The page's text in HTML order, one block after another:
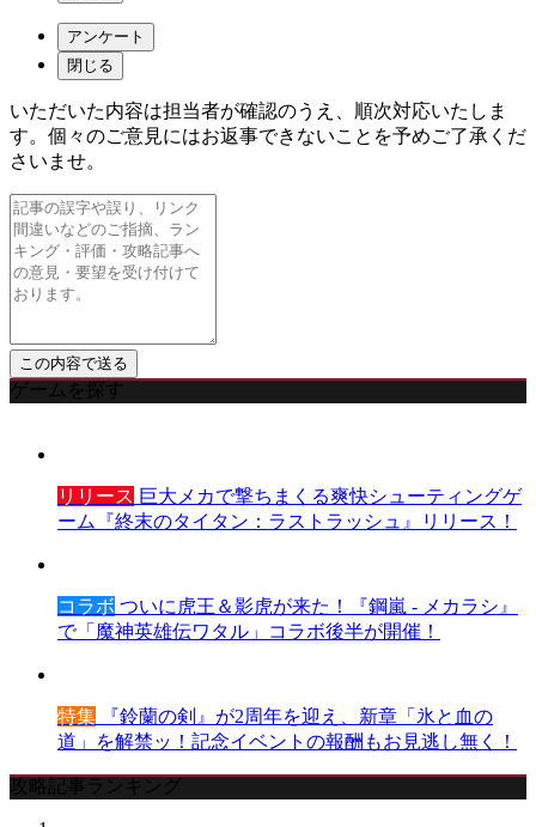
アンケート
閉じる
いただいた内容は担当者が確認のうえ、順次対応いたしま
す。個々のご意見にはお返事できないことを予めご了承くだ
さいませ。
ゲームを探す
リリース 巨大メカで撃ちまくる爽快シューティングゲ
ーム『終末のタイタン：ラストラッシュ』リリース！
コラボ ついに虎王＆影虎が来た！『鋼嵐 - メカラシ』
で「魔神英雄伝ワタル」コラボ後半が開催！
特集 『鈴蘭の剣』が2周年を迎え、新章「氷と血の
道」を解禁ッ！記念イベントの報酬もお見逃し無く！
攻略記事ランキング